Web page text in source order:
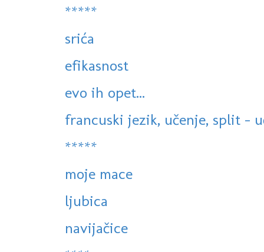
*****
srića
efikasnost
evo ih opet...
francuski jezik, učenje, split -
*****
moje mace
ljubica
navijačice